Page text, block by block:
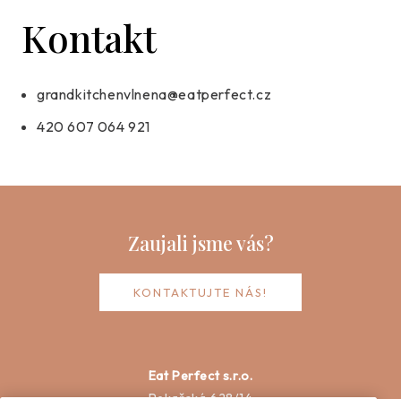
Kontakt
grandkitchenvlnena@eatperfect.cz
420 607 064 921
Zaujali jsme vás?
KONTAKTUJTE NÁS!
Eat Perfect s.r.o.